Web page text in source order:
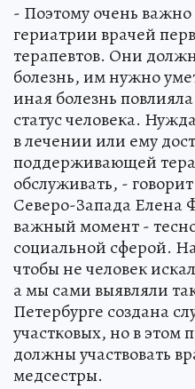
- Поэтому очень
гериатрии врачей
терапевтов. Они
болезнь, им нужно
иная болезнь
статус человека.
в лечении или ему
поддерживающей
обслуживать, -
Северо-Запада Елена
важный момент -
социальной сферой.
чтобы не человек
а мы сами выявляли
Петербурге создана
участковых, но в этом
должны участвовать
медсестры.